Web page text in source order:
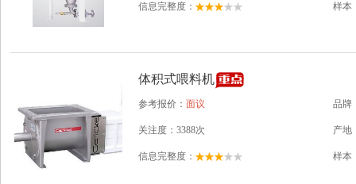
信息完整度： 样本
体积式喂料机
参考报价： 面议 品牌
关注度：3388次 产地
信息完整度： 样本